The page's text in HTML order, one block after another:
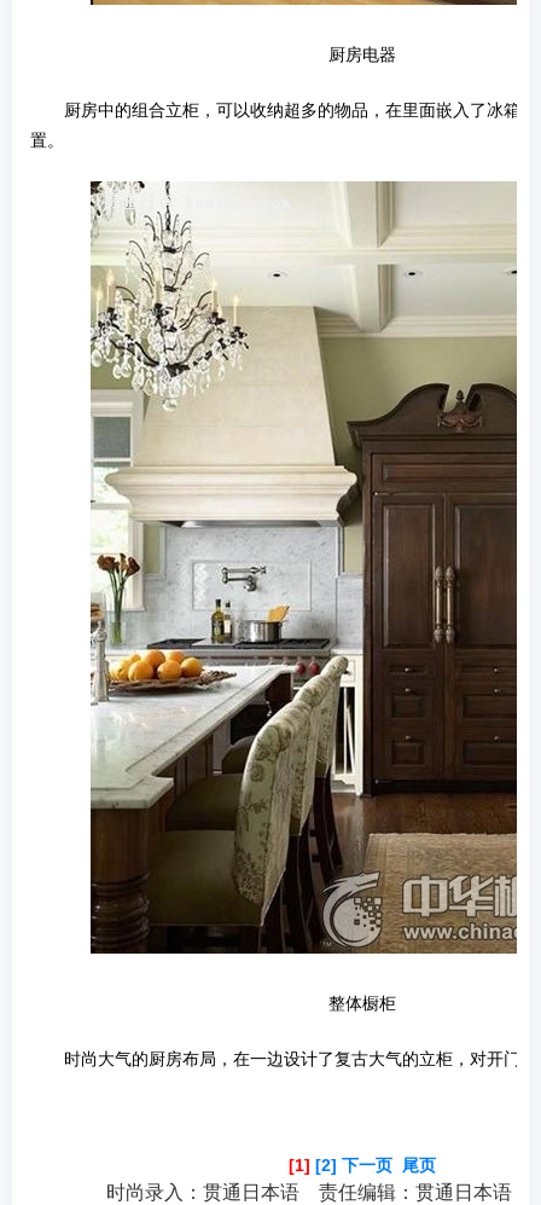
厨房电器
厨房中的组合立柜，可以收纳超多的物品，在里面嵌入了冰箱
置。
整体橱柜
时尚大气的厨房布局，在一边设计了复古大气的立柜，对开门
[1] [2] 下一页 尾页
时尚录入：贯通日本语 责任编辑：贯通日本语